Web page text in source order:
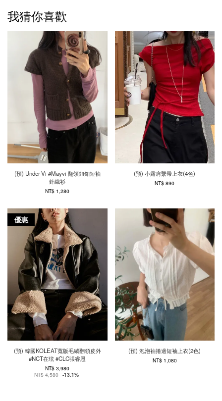
我猜你喜歡
(預) Under-Vi #Mayvi 翻領鈕釦短袖
針織衫
NT$ 1,280
(預) 小露肩繫帶上衣(4色)
NT$ 890
優惠
(預) 韓國KOLEAT寬版毛絨翻領皮外
#NCT在玹 #CLC張睿恩
NT$ 3,980
NT$ 4,580 -13.1%
(預) 泡泡袖捲邊短袖上衣(2色)
NT$ 1,080